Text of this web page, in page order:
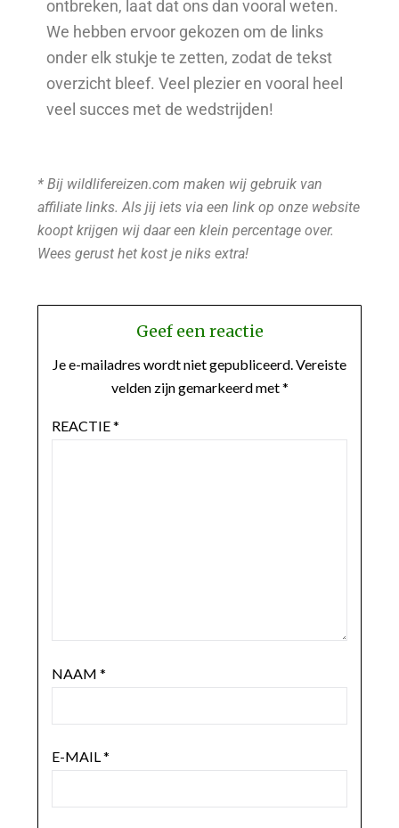
ontbreken, laat dat ons dan vooral weten.
We hebben ervoor gekozen om de links
onder elk stukje te zetten, zodat de tekst
overzicht bleef. Veel plezier en vooral heel
veel succes met de wedstrijden!
* Bij wildlifereizen.com maken wij gebruik van
affiliate links. Als jij iets via een link op onze website
koopt krijgen wij daar een klein percentage over.
Wees gerust het kost je niks extra!
Geef een reactie
Je e-mailadres wordt niet gepubliceerd.Vereiste
velden zijn gemarkeerd met*
REACTIE*
NAAM *
E-MAIL*